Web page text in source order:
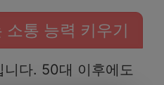
소통 능력 키우기
니다. 50대 이후에도